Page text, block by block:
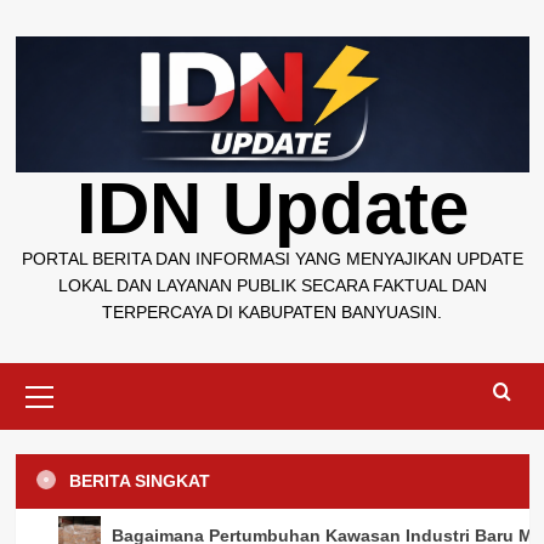
to
IDN Update
PORTAL BERITA DAN INFORMASI YANG MENYAJIKAN UPDATE
LOKAL DAN LAYANAN PUBLIK SECARA FAKTUAL DAN
TERPERCAYA DI KABUPATEN BANYUASIN.
Menu
BERITA SINGKAT
Bagaimana Pertumbuhan Kawasan Industri Baru
Banyuasin Pemerintahan
Talang Kelapa Tindak Lanjuti Pemetaan
Banyuasin Pemerintahan
Camat Talang Kelapa Terima Koordinasi
Banyuasin Pemerintahan
Konsolidasi Program Makan Bergizi
Banyuasin Pemerintahan
Pemkab Banyuasin Siapkan Skema
Banyuasin Pemerintahan
Camat Sembawa Koordinasi dengan BPS